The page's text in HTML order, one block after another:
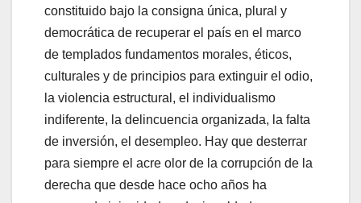
constituido bajo la consigna única, plural y
democrática de recuperar el país en el marco
de templados fundamentos morales, éticos,
culturales y de principios para extinguir el odio,
la violencia estructural, el individualismo
indiferente, la delincuencia organizada, la falta
de inversión, el desempleo. Hay que desterrar
para siempre el acre olor de la corrupción de la
derecha que desde hace ocho años ha